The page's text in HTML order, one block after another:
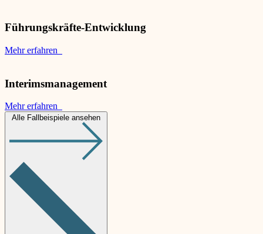
Führungskräfte-Entwicklung
Mehr erfahren
Interimsmanagement
Mehr erfahren
Alle Fallbeispiele ansehen